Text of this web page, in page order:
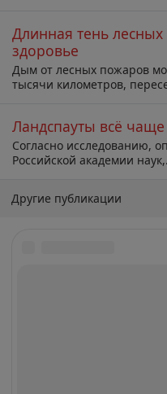
Длинная тень
здоровье
Дым от лесных пожаров
тысячи километров,
Ландспауты всё
Согласно исследованию,
Российской академии
Другие публикации